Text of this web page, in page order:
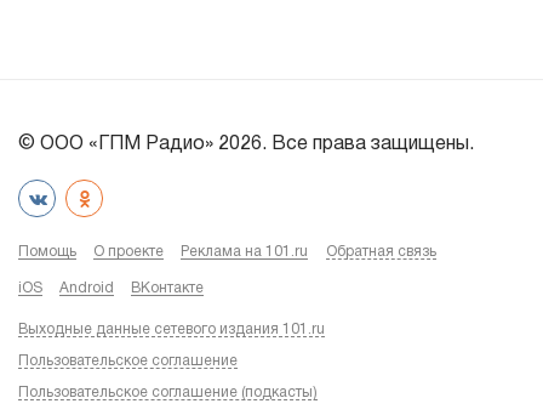
© ООО «ГПМ Радио» 2026. Все права защищены.
Помощь О проекте Реклама на 101.ru Обратная связь
iOS Android ВКонтакте
Выходные данные сетевого издания 101.ru
Пользовательское соглашение
Пользовательское соглашение (подкасты)